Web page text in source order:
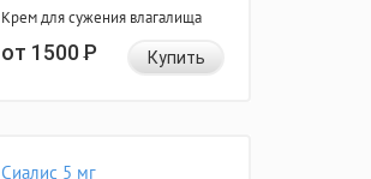
Крем для сужения влагалища
от 1500Р Купить
Сиалис 5 мг